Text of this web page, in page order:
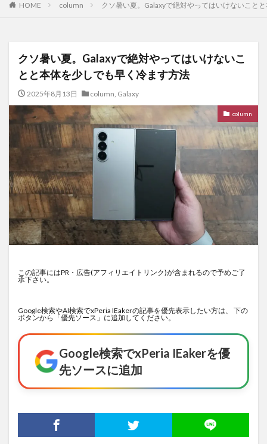
HOME column クソ暑い夏。Galaxyで絶対やってはいけないこと
クソ暑い夏。Galaxyで絶対やってはいけないこ
とと本体を少しでも早く冷ます方法
2025年8月13日 column, Galaxy
column
この記事にはPR・広告(アフィリエイトリンク)が含まれるので予めご了
承下さい。
Google検索やAI検索でxPeria IEakerの記事を優先表示したい方は、 下の
ボタンから「優先ソース」に追加してください。
Google検索でxPeria IEakerを優
先ソースに追加